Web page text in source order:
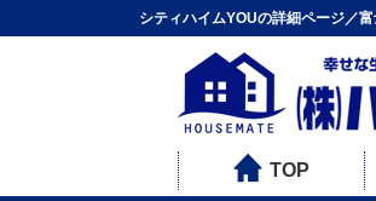
シティハイムYOUの詳細ページ／
TOP